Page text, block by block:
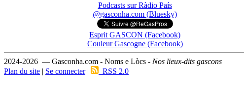
Podcasts sur Ràdio País
@gasconha.com (Bluesky)
Esprit GASCON (Facebook)
Couleur Gascogne (Facebook)
2024-2026 — Gasconha.com - Noms e Lòcs - Nos lieux-dits gascons
Plan du site | Se connecter| RSS 2.0